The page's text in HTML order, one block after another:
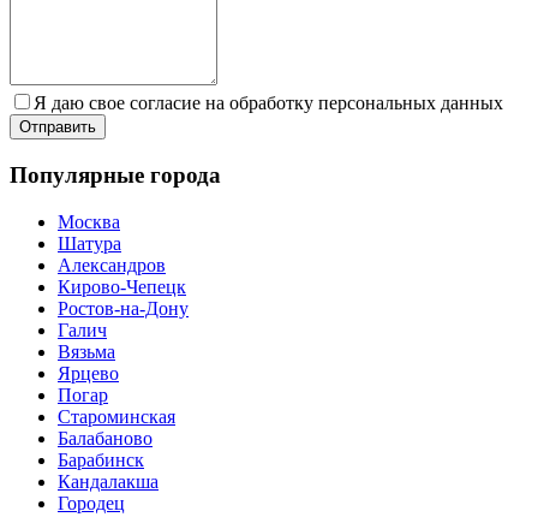
Я даю свое согласие на обработку персональных данных
Популярные города
Москва
Шатура
Александров
Кирово-Чепецк
Ростов-на-Дону
Галич
Вязьма
Ярцево
Погар
Староминская
Балабаново
Барабинск
Кандалакша
Городец